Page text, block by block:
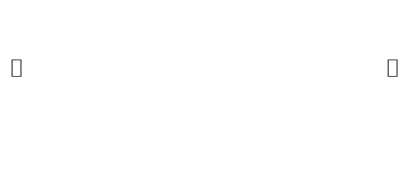
Previous